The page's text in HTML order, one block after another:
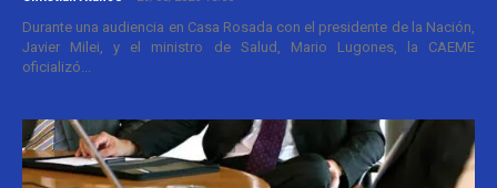
Durante una audiencia en Casa Rosada con el presidente de la Nación,
Javier Milei, y el ministro de Salud, Mario Lugones, la CAEME
oficializó...